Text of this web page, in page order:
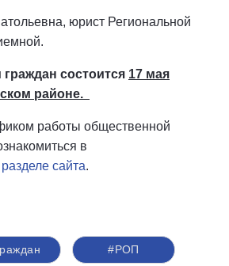
юрист Региональной
состоится 17 мая
районе.
работы общественной
в
разделе сайта.
#РОП